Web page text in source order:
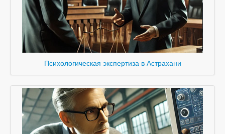
Психологическая экспертиза в Астрахани